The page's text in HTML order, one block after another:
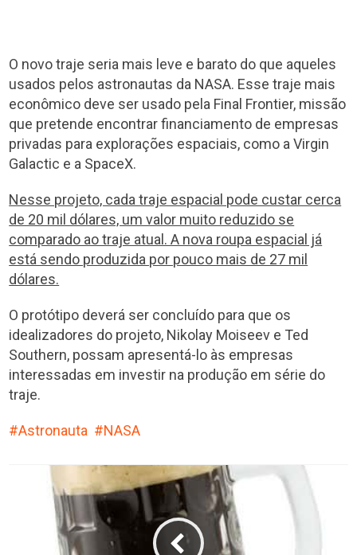
O novo traje seria mais leve e barato do que aqueles
usados pelos astronautas da NASA. Esse traje mais
econômico deve ser usado pela Final Frontier, missão
que pretende encontrar financiamento de empresas
privadas para explorações espaciais, como a Virgin
Galactic e a SpaceX.
Nesse projeto, cada traje espacial pode custar cerca
de 20 mil dólares, um valor muito reduzido se
comparado ao traje atual. A nova roupa espacial já
está sendo produzida por pouco mais de 27 mil
dólares.
O protótipo deverá ser concluído para que os
idealizadores do projeto, Nikolay Moiseev e Ted
Southern, possam apresentá-lo às empresas
interessadas em investir na produção em série do
traje.
Astronauta NASA